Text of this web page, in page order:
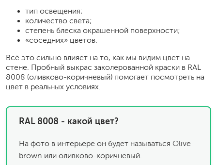
тип освещения;
количество света;
степень блеска окрашенной поверхности;
«соседних» цветов.
Всё это сильно влияет на то, как мы видим цвет на
стене. Пробный выкрас заколерованной краски в RAL
8008 (оливково-коричневый) помогает посмотреть на
цвет в реальных условиях.
RAL 8008 - какой цвет?
На фото в интерьере он будет называться Olive
brown или оливково-коричневый.